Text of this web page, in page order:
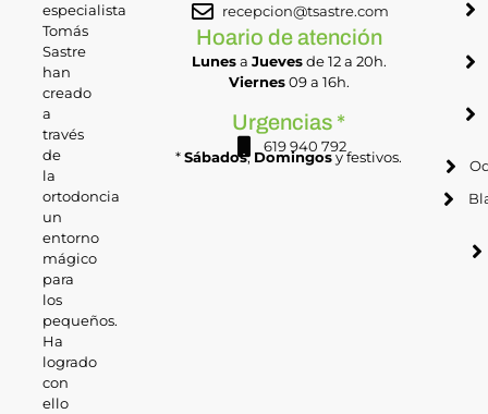
recepcion@tsastre.com
Hoario de atención
Lunesa Juevesde 12 a 20h.
Viernes09 a 16h.
Urgencias *
619 940 792
*Sábados, Domingosy festivos.
especialista
Tomás
Sastre
han
creado
a
través
de
la
ortodoncia
un
entorno
mágico
para
los
pequeños.
Ha
logrado
con
ello